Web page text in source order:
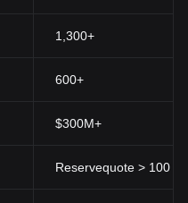
1,300+
600+
$300M+
Reservequote > 100